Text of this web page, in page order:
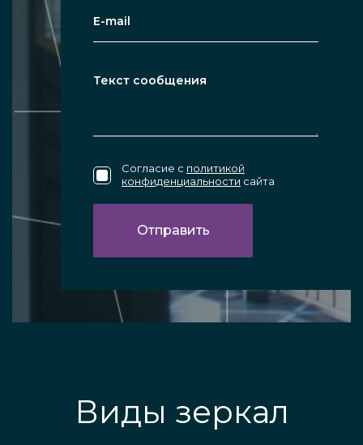
Согласие с политикой
конфиденциальности сайта
Виды зеркал